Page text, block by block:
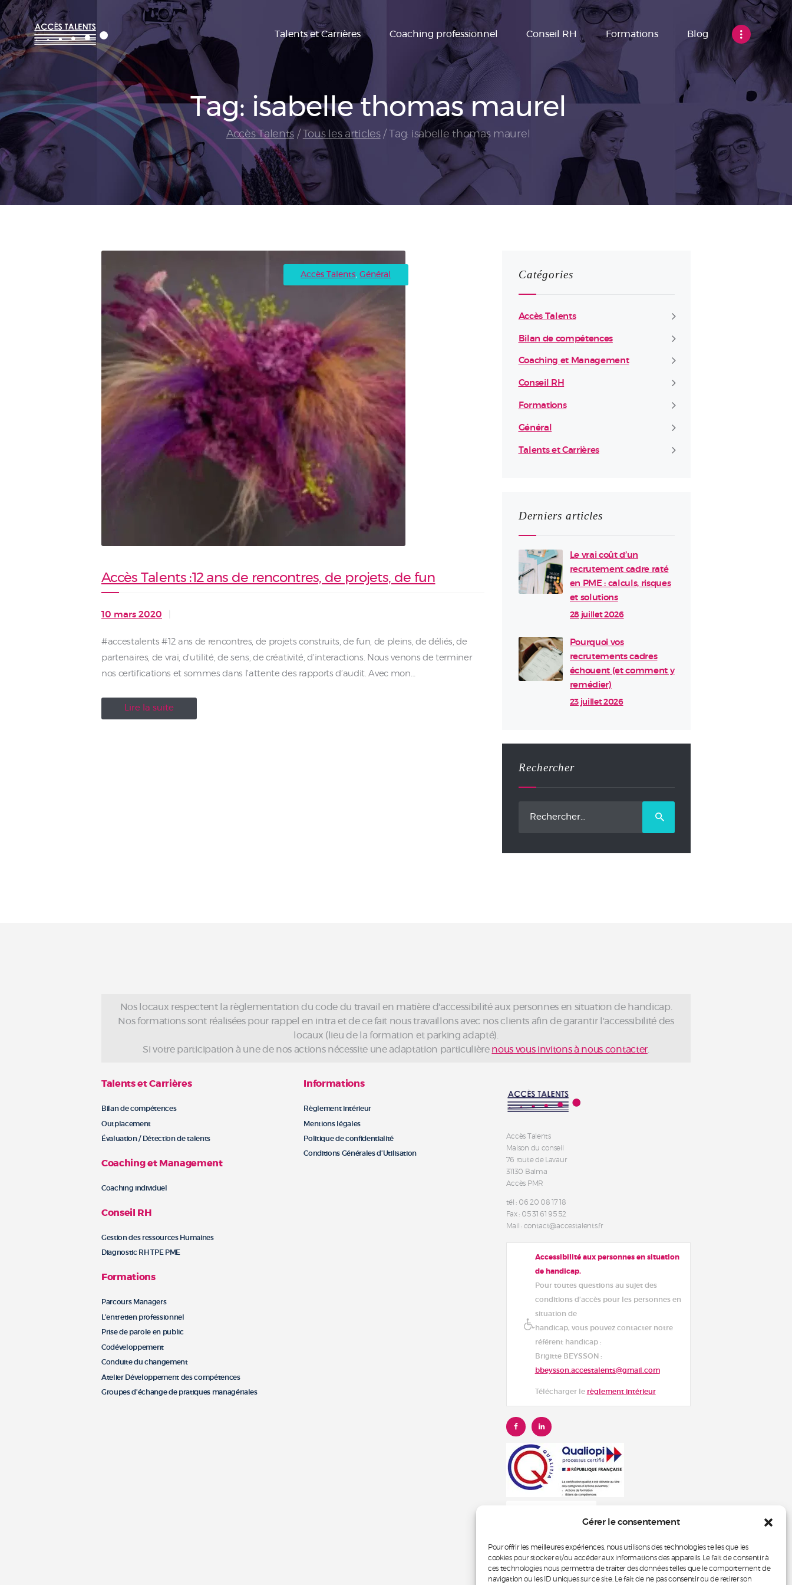
Gérer le consentement
Pour offrir les meilleures expériences, nous utilisons des technologies telles que les
cookies pour stocker et/ou accéder aux informations des appareils. Le fait de consentir à
ces technologies nous permettra de traiter des données telles que le comportement de
navigation ou les ID uniques sur ce site. Le fait de ne pas consentir ou de retirer son
Talents et Carrières Coaching professionnel Conseil RH Formations Blog
Tag: isabelle thomas maurel
Accès Talents Tous les articles Tag: isabelle thomas maurel
Talents et
Carrières
Coaching
professionnel
Conseil RH
Formations
Blog
Contactez Accès
Accès Talents,Général
Accès Talents :12 ans de rencontres, de projets, de fun
10 mars 2020
#accestalents #12 ans de rencontres, de projets construits, de fun, de pleins, de déliés, de
partenaires, de vrai, d’utilité, de sens, de créativité, d’interactions. Nous venons de terminer
nos certifications et sommes dans l’attente des rapports d’audit. Avec mon…
Lire la suite
Catégories
Accès Talents
Bilan de compétences
Coaching et Management
Conseil RH
Formations
Général
Talents et Carrières
Derniers articles
Le vrai coût d’un
recrutement cadre raté
en PME : calculs, risques
et solutions
28 juillet 2026
Pourquoi vos
recrutements cadres
échouent (et comment y
remédier)
23 juillet 2026
Rechercher
Nos locaux respectent la règlementation du code du travail en matière d'accessibilité aux personnes en situation de handicap.
Nos formations sont réalisées pour rappel en intra et de ce fait nous travaillons avec nos clients afin de garantir l'accessibilité des
locaux (lieu de la formation et parking adapté).
Si votre participation à une de nos actions nécessite une adaptation particulière nous vous invitons à nous contacter.
Talents et Carrières
Bilan de compétences
Outplacement
Évaluation / Détection de talents
Coaching et Management
Coaching individuel
Conseil RH
Gestion des ressources Humaines
Diagnostic RH TPE PME
Formations
Parcours Managers
L’entretien professionnel
Prise de parole en public
Codéveloppement
Conduite du changement
Atelier Développement des compétences
Groupes d’échange de pratiques managériales
Informations
Règlement intérieur
Mentions légales
Politique de confidentialité
Conditions Générales d’Utilisation
Accès Talents
Maison du conseil
76 route de Lavaur
31130 Balma
Accès PMR
tél : 06 20 08 17 18
Fax : 05 31 61 95 52
Mail : contact@accestalents.fr
Accessibilité aux personnes en situation
de handicap.
Pour toutes questions au sujet des
conditions d’accès pour les personnes en
situation de
handicap, vous pouvez contacter notre
référent handicap :
Brigitte BEYSSON :
bbeysson.accestalents@gmail.com
Télécharger le règlement intérieur